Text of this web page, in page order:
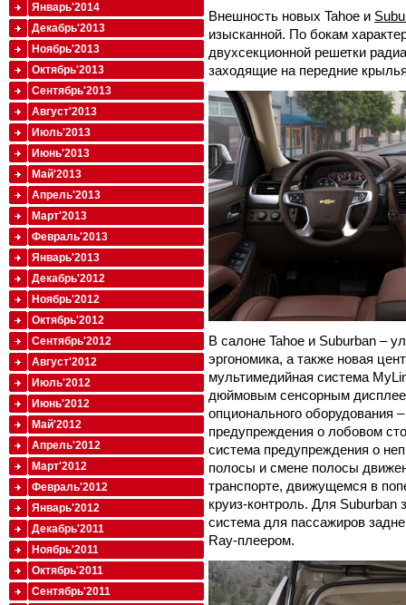
Внешность новых Tahoe и
изысканной. По бокам
двухсекционной решетки
заходящие на передние
В салоне Tahoe и Suburban –
эргономика, а также новая
мультимедийная система
дюймовым сенсорным
опционального оборудования
предупреждения о лобовом
система предупреждения о
полосы и смене полосы
транспорте, движущемся в
круиз-контроль. Для Suburban
система для пассажиров
Ray-плеером.
Январь'2014
Декабрь'2013
Ноябрь'2013
Октябрь'2013
Сентябрь'2013
Август'2013
Июль'2013
Июнь'2013
Май'2013
Апрель'2013
Март'2013
Февраль'2013
Январь'2013
Декабрь'2012
Ноябрь'2012
Октябрь'2012
Сентябрь'2012
Август'2012
Июль'2012
Июнь'2012
Май'2012
Апрель'2012
Март'2012
Февраль'2012
Январь'2012
Декабрь'2011
Ноябрь'2011
Октябрь'2011
Сентябрь'2011